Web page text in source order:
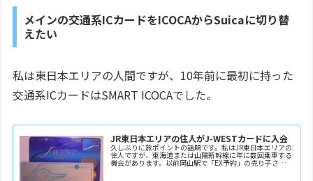
メインの交通系ICカードをICOCAからSuicaに切り替
えたい
私は東日本エリアの人間ですが、10年前に最初に持った
交通系ICカードはSMART ICOCAでした。
JR東日本エリアの住人がJ-WESTカードに入会
久しぶりに旅ポイントの話題です。私はJR東日本エリアの
住人ですが、東海道または山陽新幹線に年に数回乗車する
機会があります。以前岡山駅で「EX予約」の売り子さんを